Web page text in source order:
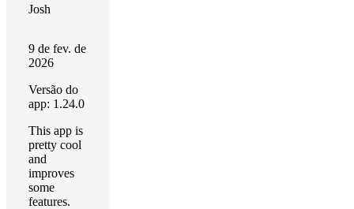
Josh
9 de fev. de
2026
Versão do
app: 1.24.0
This app is
pretty cool
and
improves
some
features.